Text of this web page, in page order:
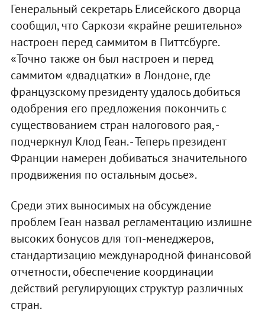
Генеральный секретарь Елисейского дворца
сообщил, что Саркози «крайне решительно»
настроен перед саммитом в Питтсбурге.
«Точно также он был настроен и перед
саммитом «двадцатки» в Лондоне, где
французскому президенту удалось добиться
одобрения его предложения покончить с
существованием стран налогового рая, -
подчеркнул Клод Геан. - Теперь президент
Франции намерен добиваться значительного
продвижения по остальным досье».
Среди этих выносимых на обсуждение
проблем Геан назвал регламентацию излишне
высоких бонусов для топ-менеджеров,
стандартизацию международной финансовой
отчетности, обеспечение координации
действий регулирующих структур различных
стран.